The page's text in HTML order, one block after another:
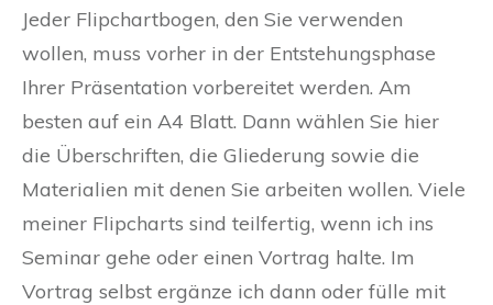
Jeder Flipchartbogen, den Sie verwenden
wollen, muss vorher in der Entstehungsphase
Ihrer Präsentation vorbereitet werden. Am
besten auf ein A4 Blatt. Dann wählen Sie hier
die Überschriften, die Gliederung sowie die
Materialien mit denen Sie arbeiten wollen. Viele
meiner Flipcharts sind teilfertig, wenn ich ins
Seminar gehe oder einen Vortrag halte. Im
Vortrag selbst ergänze ich dann oder fülle mit